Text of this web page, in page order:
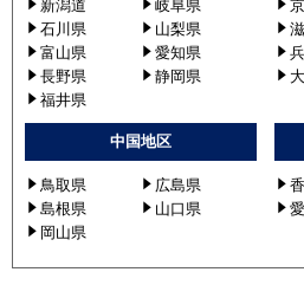
新潟道
岐阜県
石川県
山梨県
富山県
愛知県
長野県
静岡県
福井県
中国地区
鳥取県
広島県
島根県
山口県
岡山県